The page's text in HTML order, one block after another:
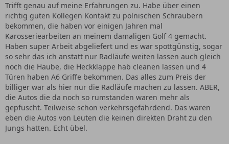
Trifft genau auf meine Erfahrungen zu. Habe über einen
richtig guten Kollegen Kontakt zu polnischen Schraubern
bekommen, die haben vor einigen Jahren mal
Karosseriearbeiten an meinem damaligen Golf 4 gemacht.
Haben super Arbeit abgeliefert und es war spottgünstig, sogar
so sehr das ich anstatt nur Radläufe weiten lassen auch gleich
noch die Haube, die Heckklappe hab cleanen lassen und 4
Türen haben A6 Griffe bekommen. Das alles zum Preis der
billiger war als hier nur die Radläufe machen zu lassen. ABER,
die Autos die da noch so rumstanden waren mehr als
gepfuscht. Teilweise schon verkehrsgefährdend. Das waren
eben die Autos von Leuten die keinen direkten Draht zu den
Jungs hatten. Echt übel.